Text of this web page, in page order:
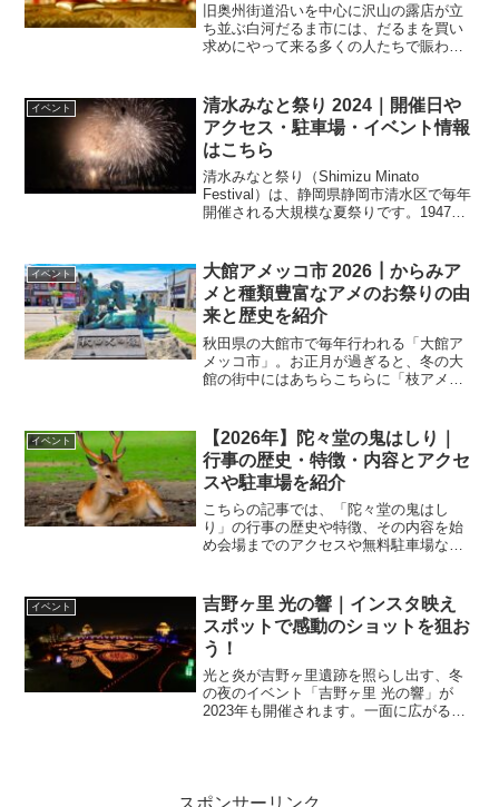
旧奥州街道沿いを中心に沢山の露店が立
ち並ぶ白河だるま市には、だるまを買い
求めにやって来る多くの人たちで賑わい
要を始め、駐車場やシャトルバス情報な
どを紹介しています。
イベント
清水みなと祭り 2024｜開催日や
アクセス・駐車場・イベント情報
はこちら
清水みなと祭り（Shimizu Minato
Festival）は、静岡県静岡市清水区で毎年
開催される大規模な夏祭りです。1947年
着しています。清水みなと祭りの開催日
イベント
大館アメッコ市 2026┃からみア
メと種類豊富なアメのお祭りの由
来と歴史を紹介
秋田県の大館市で毎年行われる「大館ア
メッコ市」。お正月が過ぎると、冬の大
館の街中にはあちらこちらに「枝アメ」
た枝アメが雪の白や青空に映えて、まる
で街路樹が花を咲かせたか
イベント
【2026年】陀々堂の鬼はしり｜
行事の歴史・特徴・内容とアクセ
スや駐車場を紹介
こちらの記事では、「陀々堂の鬼はし
り」の行事の歴史や特徴、その内容を始
め会場までのアクセスや無料駐車場など
少ないので、公共交通機関を利用される
方がおすすめです。
イベント
吉野ヶ里 光の響｜インスタ映え
スポットで感動のショットを狙お
う！
光と炎が吉野ヶ里遺跡を照らし出す、冬
の夜のイベント「吉野ヶ里 光の響」が
2023年も開催されます。一面に広がる数
冬の風物詩ともいえるイベントになりま
スポンサーリンク